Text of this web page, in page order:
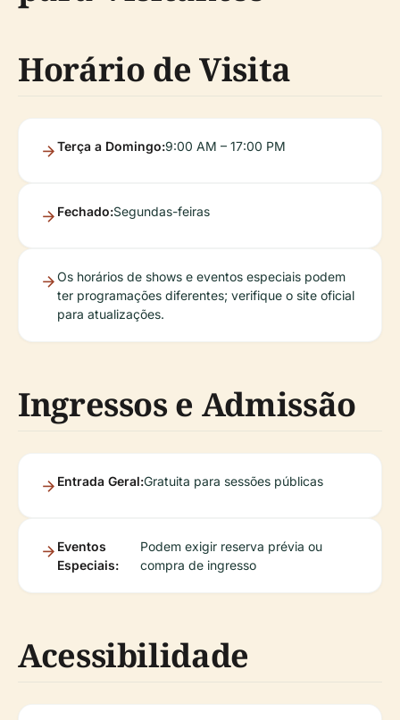
Horário de Visita
Terça a Domingo:9:00 AM – 17:00 PM
Fechado:Segundas-feiras
Os horários de shows e eventos especiais podem
ter programações diferentes; verifique o site oficial
para atualizações.
Ingressos e Admissão
Entrada Geral:Gratuita para sessões públicas
Eventos
Especiais:
Podem exigir reserva prévia ou
compra de ingresso
Acessibilidade